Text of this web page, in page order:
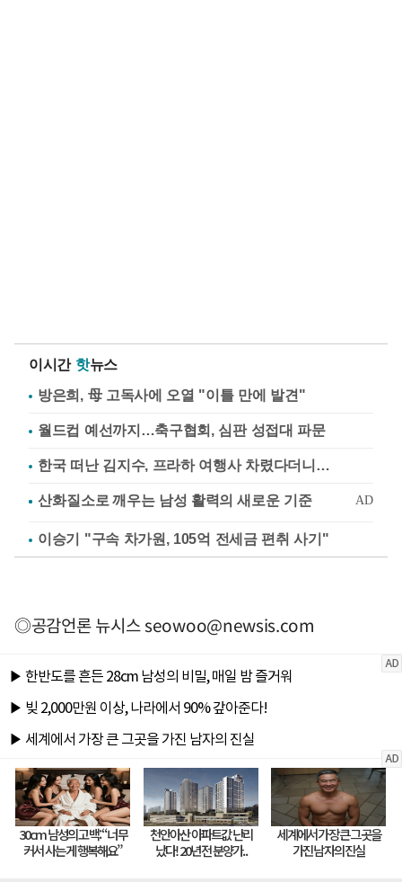
이시간 핫뉴스
방은희, 母 고독사에 오열 "이틀 만에 발견"
월드컵 예선까지…축구협회, 심판 성접대 파문
한국 떠난 김지수, 프라하 여행사 차렸다더니…
이승기 "구속 차가원, 105억 전세금 편취 사기"
◎공감언론 뉴시스seowoo@newsis.com